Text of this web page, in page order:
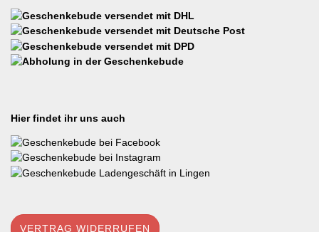
Hier findet ihr uns auch
VERTRAG WIDERRUFEN